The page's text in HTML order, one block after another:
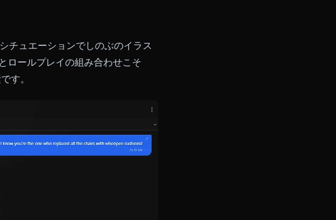
を始めてください。設定もプロンプトの工
わしい深さの人格が、すでに調整済みでお
。任意のシチュエーションでしのぶのイラス
像生成とロールプレイの組み合わせこそ
する要素です。